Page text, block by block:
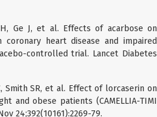
H, Ge J, et al. Effects of acarbose on
heart disease and impaired
controlled trial. Lancet Diabetes
Smith SR, et al. Effect of lorcaserin on
and obese patients (CAMELLIA-TIMI
24;392(10161):2269-79.